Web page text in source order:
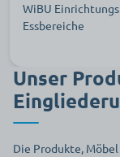
WiBU
Essbereiche
Unser
Die Produkte,